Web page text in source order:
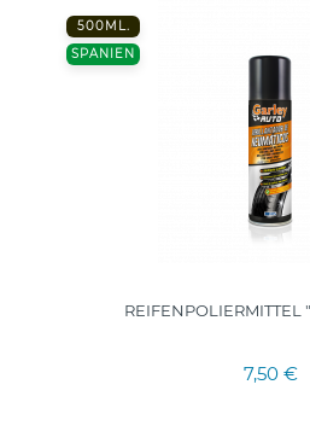
500ML.
SPANIEN
REIFENPOLIERMITTEL
7,50 €